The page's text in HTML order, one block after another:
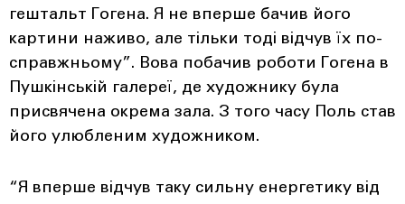
гештальт Гогена. Я не вперше бачив його
картини наживо, але тільки тоді відчув їх по-
справжньому”. Вова побачив роботи Гогена в
Пушкінській галереї, де художнику була
присвячена окрема зала. З того часу Поль став
його улюбленим художником.
“Я вперше відчув таку сильну енергетику від